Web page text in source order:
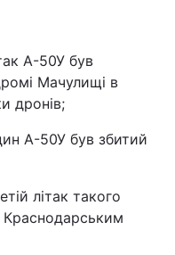
А-50У був
Мачулищі в
дронів;
А-50У був збитий
літак такого